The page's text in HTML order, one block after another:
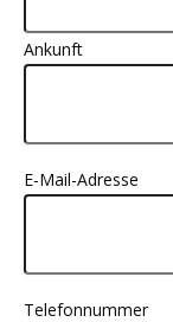
Ankunft
E-Mail-Adresse
Telefonnummer